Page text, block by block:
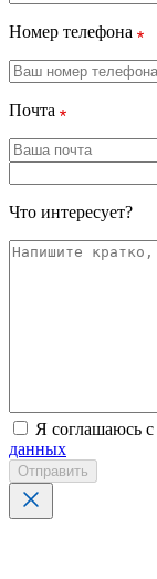
Номер телефона
Почта
Что интересует?
Я соглашаюсь с
данных
Отправить